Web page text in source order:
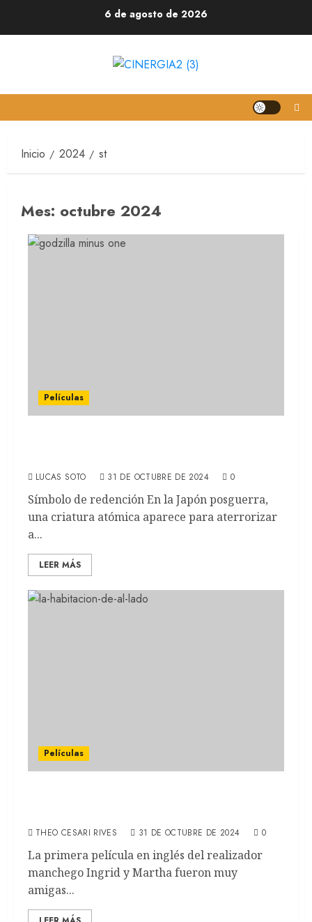
6 de agosto de 2026
Inicio 2024 st
Mes: octubre 2024
Películas
LUCAS SOTO 31 DE OCTUBRE DE 2024 0
Símbolo de redención En la Japón posguerra,
una criatura atómica aparece para aterrorizar
a...
LEER MÁS
Películas
THEO CESARI RIVES 31 DE OCTUBRE DE 2024 0
La primera película en inglés del realizador
manchego Ingrid y Martha fueron muy
amigas...